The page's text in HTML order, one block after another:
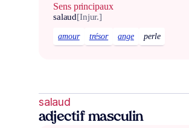
Sens principaux
salaud[Injur.]
amour trésor ange perle
salaud
adjectif masculin